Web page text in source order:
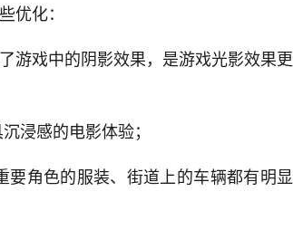
优化：
游戏中的阴影效果，是游戏光影效果更
浸感的电影体验；
角色的服装、街道上的车辆都有明显